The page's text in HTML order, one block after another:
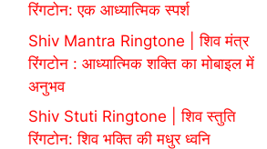
रिंगटोन: एक आध्यात्मिक स्पर्श
Shiv Mantra Ringtone | शिव मंत्र
रिंगटोन : आध्यात्मिक शक्ति का मोबाइल में
अनुभव
Shiv Stuti Ringtone | शिव स्तुति
रिंगटोन: शिव भक्ति की मधुर ध्वनि